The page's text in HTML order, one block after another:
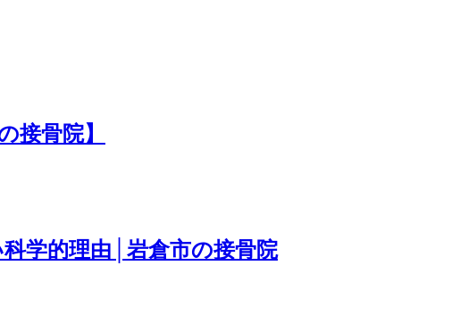
接骨院】
学的理由│岩倉市の接骨院